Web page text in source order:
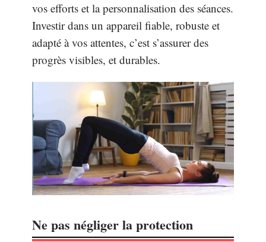
vos efforts et la personnalisation des séances.
Investir dans un appareil fiable, robuste et
adapté à vos attentes, c’est s’assurer des
progrès visibles, et durables.
Ne pas négliger la protection